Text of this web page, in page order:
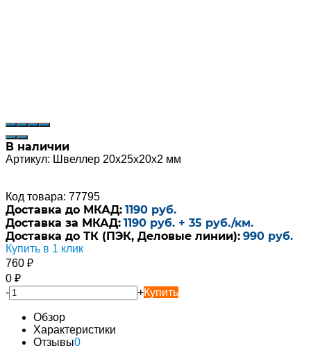
В наличии
Артикул: Швеллер 20х25х20х2 мм
Код товара: 77795
Доставка до МКАД: 1190 руб.
Доставка за МКАД: 1190 руб. + 35 руб./км.
Доставка до ТК (ПЭК, Деловые линии): 990 руб.
Купить в 1 клик
760 ₽
0 ₽
-
+Купить
Обзор
Характеристики
Отзывы0